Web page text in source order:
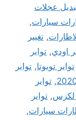
عجلات
سيارات,
, تغيير
اودي, تواير
تواير تويوتا, تواير
, تواير
لكزس, تواير
سيارات,